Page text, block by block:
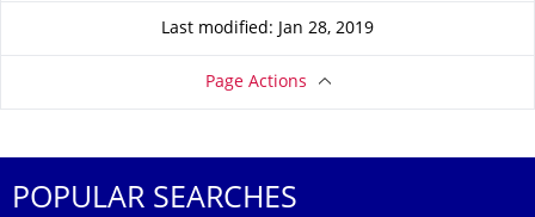
Last modified: Jan 28, 2019
Page Actions
POPULAR SEARCHES